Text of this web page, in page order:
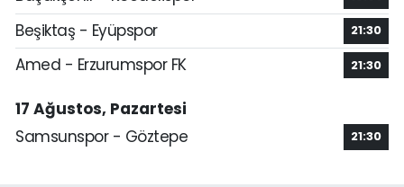
Beşiktaş - Eyüpspor 21:30
Amed - Erzurumspor FK 21:30
17 Ağustos, Pazartesi
Samsunspor - Göztepe
21:30